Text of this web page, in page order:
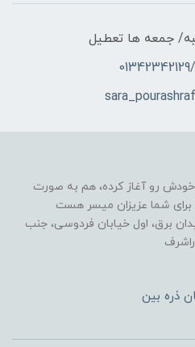
جمعه ها تعطیل
سال 1400 فعالیت خودش رو آغاز کرده، هم به صورت
شما عزیزان میسر هست
برق، اول خیابان فردوسی، جنب